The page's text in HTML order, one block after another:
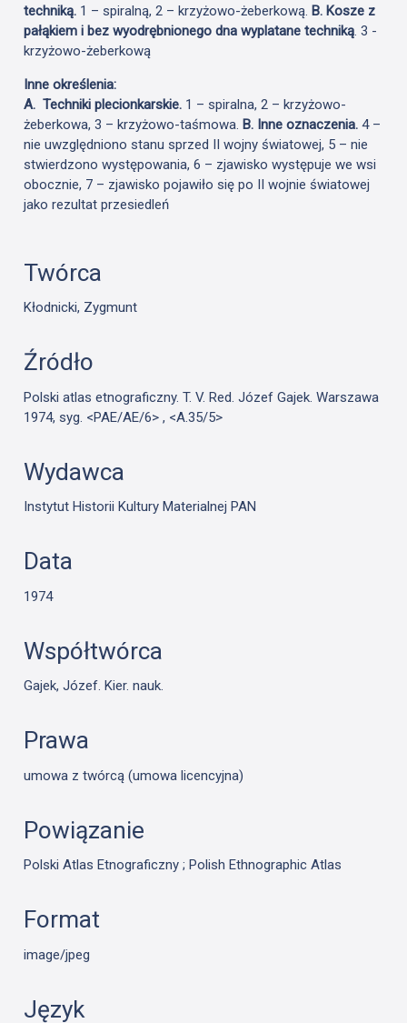
techniką. 1 – spiralną, 2 – krzyżowo-żeberkową. B. Kosze z
pałąkiem i bez wyodrębnionego dna wyplatane techniką. 3 -
krzyżowo-żeberkową
Inne określenia:
A. Techniki plecionkarskie. 1 – spiralna, 2 – krzyżowo-
żeberkowa, 3 – krzyżowo-taśmowa. B. Inne oznaczenia. 4 –
nie uwzględniono stanu sprzed II wojny światowej, 5 – nie
stwierdzono występowania, 6 – zjawisko występuje we wsi
obocznie, 7 – zjawisko pojawiło się po II wojnie światowej
jako rezultat przesiedleń
Twórca
Kłodnicki, Zygmunt
Źródło
Polski atlas etnograficzny. T. V. Red. Józef Gajek. Warszawa
1974, syg. <PAE/AE/6> , <A.35/5>
Wydawca
Instytut Historii Kultury Materialnej PAN
Data
1974
Współtwórca
Gajek, Józef. Kier. nauk.
Prawa
umowa z twórcą (umowa licencyjna)
Powiązanie
Polski Atlas Etnograficzny ; Polish Ethnographic Atlas
Format
image/jpeg
Język